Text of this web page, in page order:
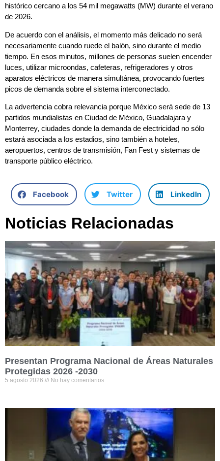
histórico cercano a los 54 mil megawatts (MW) durante el verano
de 2026.
De acuerdo con el análisis, el momento más delicado no será
necesariamente cuando ruede el balón, sino durante el medio
tiempo. En esos minutos, millones de personas suelen encender
luces, utilizar microondas, cafeteras, refrigeradores y otros
aparatos eléctricos de manera simultánea, provocando fuertes
picos de demanda sobre el sistema interconectado.
La advertencia cobra relevancia porque México será sede de 13
partidos mundialistas en Ciudad de México, Guadalajara y
Monterrey, ciudades donde la demanda de electricidad no sólo
estará asociada a los estadios, sino también a hoteles,
aeropuertos, centros de transmisión, Fan Fest y sistemas de
transporte público eléctrico.
Facebook Twitter LinkedIn
Noticias Relacionadas
Presentan Programa Nacional de Áreas Naturales
Protegidas 2026 -2030
5 agosto 2026 No hay comentarios